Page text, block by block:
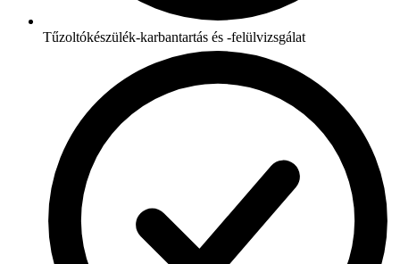
Tűzoltókészülék-karbantartás és -felülvizsgálat